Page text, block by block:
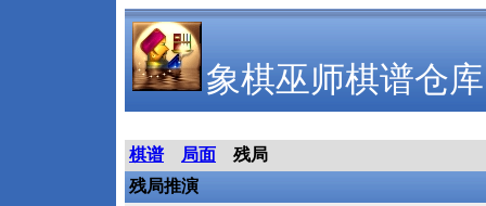
象棋巫师棋谱仓库
棋谱 局面
残局
残局推演